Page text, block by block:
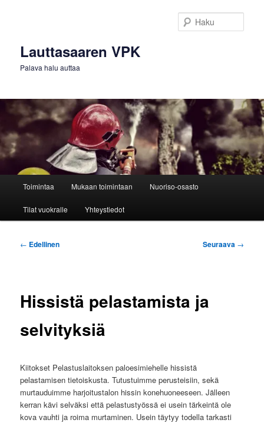
Lauttasaaren VPK
Palava halu auttaa
Toimintaa Mukaan toimintaan Nuoriso-osasto
Tilat vuokralle Yhteystiedot
Artikkelien
← Edellinen Seuraava →
Hissistä pelastamista ja
selvityksiä
Kiitokset Pelastuslaitoksen paloesimiehelle hissistä
pelastamisen tietoiskusta. Tutustuimme perusteisiin, sekä
murtauduimme harjoitustalon hissin konehuoneeseen. Jälleen
kerran kävi selväksi että pelastustyössä ei usein tärkeintä ole
kova vauhti ja roima murtaminen. Usein täytyy todella tarkasti